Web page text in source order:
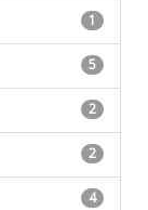
1
5
2
2
4